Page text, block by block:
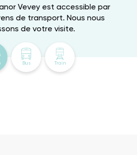
Vevey est accessible par
de transport. Nous nous
de votre visite.
Bus Train